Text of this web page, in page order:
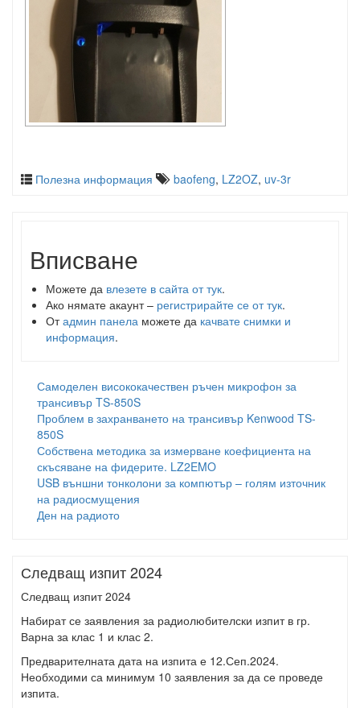
Полезна информация baofeng, LZ2OZ, uv-3r
Вписване
Можете да влезете в сайта от тук.
Ако нямате акаунт – регистрирайте се от тук.
Отадмин панела можете да качвате снимки и
информация.
Самоделен висококачествен ръчен микрофон за
трансивър TS-850S
Проблем в захранването на трансивър Kenwood TS-
850S
Собствена методика за измерване коефициента на
скъсяване на фидерите. LZ2EMO
USB външни тонколони за компютър – голям източник
на радиосмущения
Ден на радиото
Следващ изпит 2024
Следващ изпит 2024
Набират се заявления за радиолюбителски изпит в гр.
Варна за клас 1 и клас 2.
Предварителната дата на изпита е 12.Сеп.2024.
Необходими са минимум 10 заявления за да се проведе
изпита.